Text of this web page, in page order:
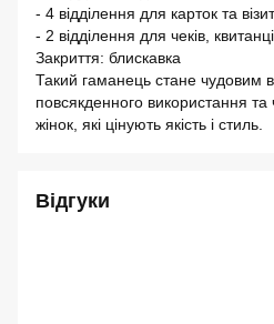
- 4 відділення для карток та
- 2 відділення для чеків,
Закриття: блискавка
Такий гаманець стане чудовим
повсякденного використання
жінок, які цінують якість і стиль.
Відгуки